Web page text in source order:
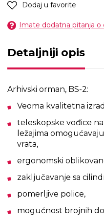
Dodaj u favorite
Imate dodatna pitanja o
Detaljniji opis
Arhivski orman, BS-2:
Veoma kvalitetna
teleskopske vođice
ležajima
vrata,
ergonomski
zaključavanje sa
pomerljive police,
mogućnost brojnih